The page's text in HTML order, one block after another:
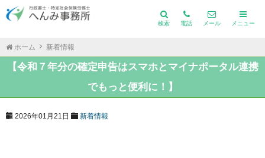
検索 電話 メール メニュー
ホーム 新着情報
【令和７年分の確定申告はスマホとマイナポータル連携
でもっと便利に！】
2026年01月21日 新着情報